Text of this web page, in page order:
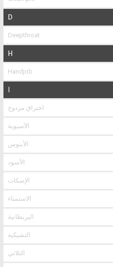
D
Deepthroat
H
Handjob
اختراق مزدوج
الآسيوية
الأبنوس
الأسود
الإسكات
الاستمناء
البريطانية
التشيكية
الثلاثي